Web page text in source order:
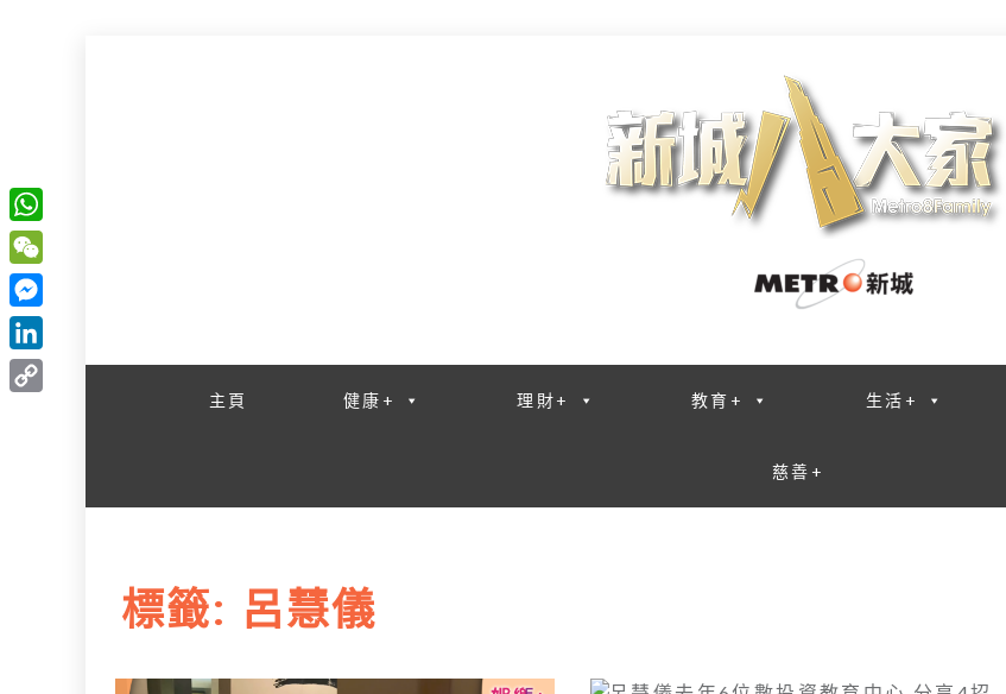
主頁 健康+ 理財+ 教育+ 生活+
慈善+
標籤: 呂慧儀
W
h
a
t
s
W
e
C
h
M
e
s
L
i